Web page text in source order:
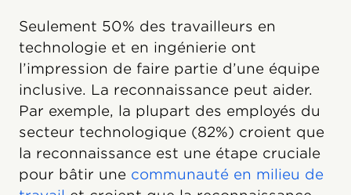
Seulement 50% des travailleurs en
technologie et en ingénierie ont
l’impression de faire partie d’une équipe
inclusive. La reconnaissance peut aider.
Par exemple, la plupart des employés du
secteur technologique (82%) croient que
la reconnaissance est une étape cruciale
pour bâtir une communauté en milieu de